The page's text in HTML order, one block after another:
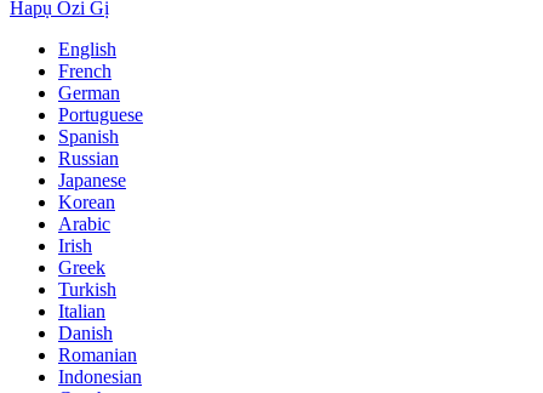
Hapụ Ozi Gị
English
French
German
Portuguese
Spanish
Russian
Japanese
Korean
Arabic
Irish
Greek
Turkish
Italian
Danish
Romanian
Indonesian